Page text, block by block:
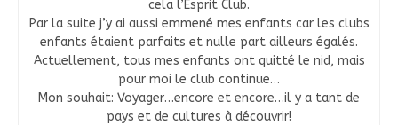
cela l’Esprit Club.
Par la suite j’y ai aussi emmené mes enfants car les clubs
enfants étaient parfaits et nulle part ailleurs égalés.
Actuellement, tous mes enfants ont quitté le nid, mais
pour moi le club continue…
Mon souhait: Voyager…encore et encore…il y a tant de
pays et de cultures à découvrir!